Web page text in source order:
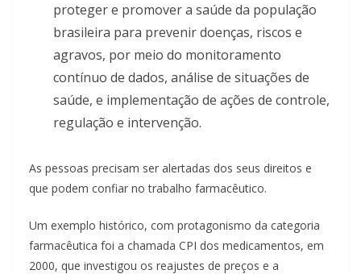
proteger e promover a saúde da população
brasileira para prevenir doenças, riscos e
agravos, por meio do monitoramento
contínuo de dados, análise de situações de
saúde, e implementação de ações de controle,
regulação e intervenção.
As pessoas precisam ser alertadas dos seus direitos e
que podem confiar no trabalho farmacêutico.
Um exemplo histórico, com protagonismo da categoria
farmacêutica foi a chamada CPI dos medicamentos, em
2000, que investigou os reajustes de preços e a